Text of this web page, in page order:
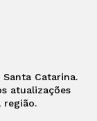
Catarina.
atualizações
região.